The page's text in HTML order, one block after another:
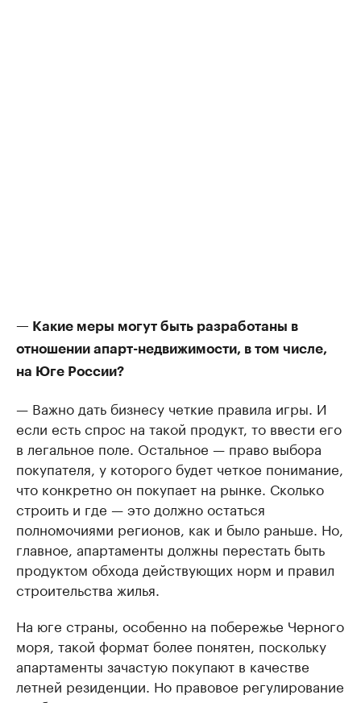
— Какие меры могут быть разработаны в
отношении апарт-недвижимости, в том числе,
на Юге России?
— Важно дать бизнесу четкие правила игры. И
если есть спрос на такой продукт, то ввести его
в легальное поле. Остальное — право выбора
покупателя, у которого будет четкое понимание,
что конкретно он покупает на рынке. Сколько
строить и где — это должно остаться
полномочиями регионов, как и было раньше. Но,
главное, апартаменты должны перестать быть
продуктом обхода действующих норм и правил
строительства жилья.
На юге страны, особенно на побережье Черного
моря, такой формат более понятен, поскольку
апартаменты зачастую покупают в качестве
летней резиденции. Но правовое регулирование